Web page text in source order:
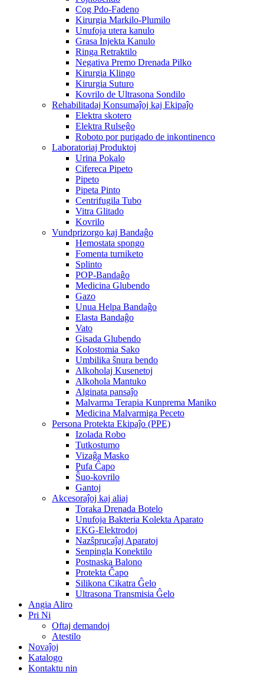
Cog Pdo-Fadeno
Kirurgia Markilo-Plumilo
Unufoja utera kanulo
Grasa Injekta Kanulo
Ringa Retraktilo
Negativa Premo Drenada Pilko
Kirurgia Klingo
Kirurgia Suturo
Kovrilo de Ultrasona Sondilo
Rehabilitadaj Konsumaĵoj kaj Ekipaĵo
Elektra skotero
Elektra Rulseĝo
Roboto por purigado de inkontinenco
Laboratoriaj Produktoj
Urina Pokalo
Cifereca Pipeto
Pipeto
Pipeta Pinto
Centrifugila Tubo
Vitra Glitado
Kovrilo
Vundprizorgo kaj Bandaĝo
Hemostata spongo
Fomenta turniketo
Splinto
POP-Bandaĝo
Medicina Glubendo
Gazo
Unua Helpa Bandaĝo
Elasta Bandaĝo
Vato
Gisada Glubendo
Kolostomia Sako
Umbilika ŝnura bendo
Alkoholaj Kusenetoj
Alkohola Mantuko
Alginata pansaĵo
Malvarma Terapia Kunprema Maniko
Medicina Malvarmiga Peceto
Persona Protekta Ekipaĵo (PPE)
Izolada Robo
Tutkostumo
Vizaĝa Masko
Pufa Ĉapo
Ŝuo-kovrilo
Gantoj
Akcesoraĵoj kaj aliaj
Toraka Drenada Botelo
Unufoja Bakteria Kolekta Aparato
EKG-Elektrodoj
Nazŝprucaĵaj Aparatoj
Senpingla Konektilo
Postnaska Balono
Protekta Ĉapo
Silikona Cikatra Ĝelo
Ultrasona Transmisia Ĝelo
Angia Aliro
Pri Ni
Oftaj demandoj
Atestilo
Novaĵoj
Katalogo
Kontaktu nin